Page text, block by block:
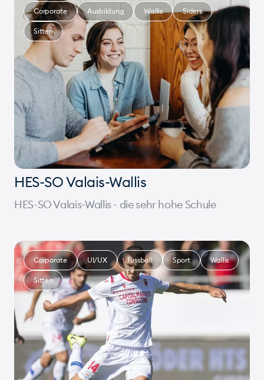
HES-SO Valais-Wallis
HES-SO Valais-Wallis - die sehr hohe Schule
Corporate Ausbildung Wallis Siders
Sitten
Corporate UI/UX Fussball Sport Wallis
Sitten